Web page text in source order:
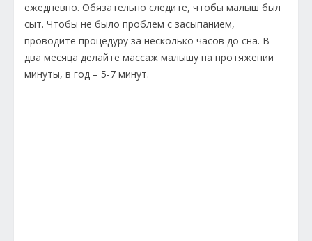
ежедневно. Обязательно следите, чтобы малыш был
сыт. Чтобы не было проблем с засыпанием,
проводите процедуру за несколько часов до сна. В
два месяца делайте массаж малышу на протяжении
минуты, в год – 5-7 минут.